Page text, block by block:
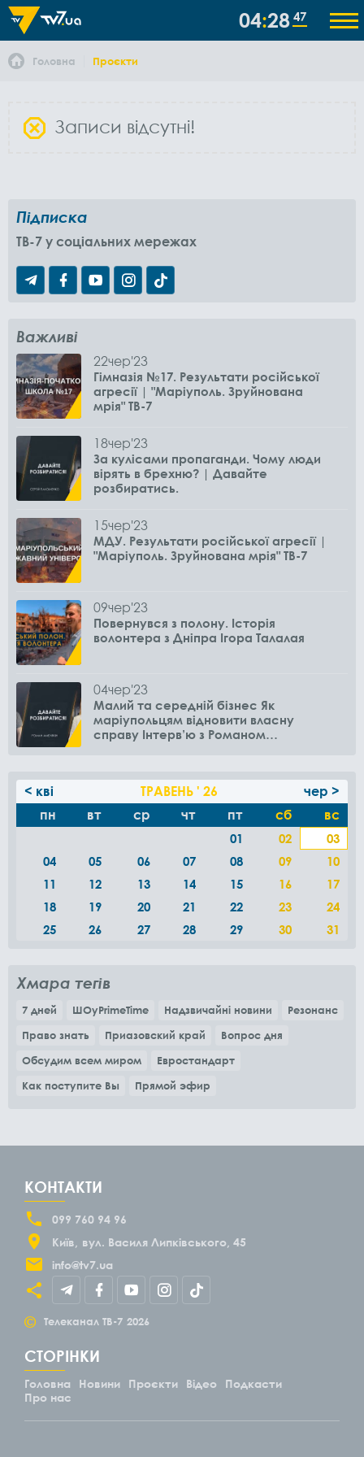
04 28 47
Головна Проєкти
Записи відсутні!
Підписка
TB-7 у соціальних мережах
Важливі
22чер'23
Гімназія №17. Результати російської
агресії | "Маріуполь. Зруйнована
мрія" ТВ-7
18чер'23
За кулісами пропаганди. Чому люди
вірять в брехню? | Давайте
розбиратись.
15чер'23
МДУ. Результати російської агресії |
"Маріуполь. Зруйнована мрія" ТВ-7
09чер'23
Повернувся з полону. Історія
волонтера з Дніпра Ігора Талалая
04чер'23
Малий та середній бізнес Як
маріупольцям відновити власну
справу Інтерв’ю з Романом
< кві ТРАВЕНЬ ' 26
чер >
пн
вт ср чт пт сб вс
01 02
03
04
05 06 07 08 09
10
11
12 13 14 15 16
17
18
19 20 21 22 23
24
25
26 27 28 29 30 31
Хмара тегів
7 дней ШОуPrimeTime Надзвичайні новини
Резонанс
Право знать
Приазовский край
Вопрос дня
Обсудим всем миром
Евростандарт
Как поступите Вы
Прямой эфир
КОНТАКТИ
099 760 94 96
Київ
вул. Василя Липківського, 45
info@tv7.ua
© Телеканал ТВ-7 2026
СТОРІНКИ
Головна Новини Проєкти Відео
Подкасти
Про нас